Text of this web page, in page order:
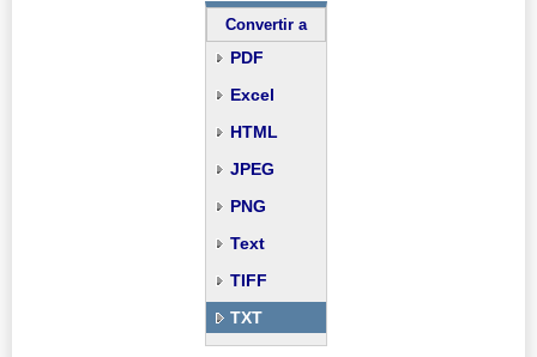
Convertir a
PDF
Excel
HTML
JPEG
PNG
Text
TIFF
TXT